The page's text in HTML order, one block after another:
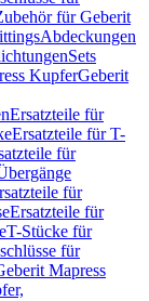
für Geberit
Abdeckungen
Sets
KupferGeberit
Ersatzteile für
Ersatzteile für T-
für
für
Ersatzteile für
T-Stücke für
für
Mapress